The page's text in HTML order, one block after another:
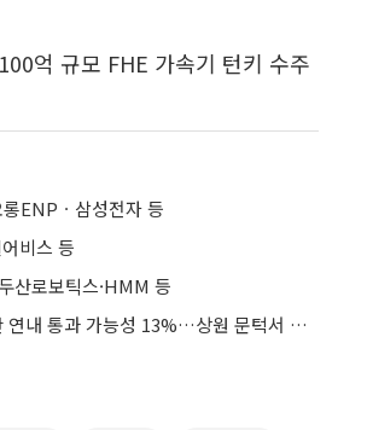
억 규모 FHE 가속기 턴키 수주
ENPㆍ삼성전자 등
비스 등
산로보틱스·HMM 등
美 클래리티 법안 연내 통과 가능성 13%…상원 문턱서 제동